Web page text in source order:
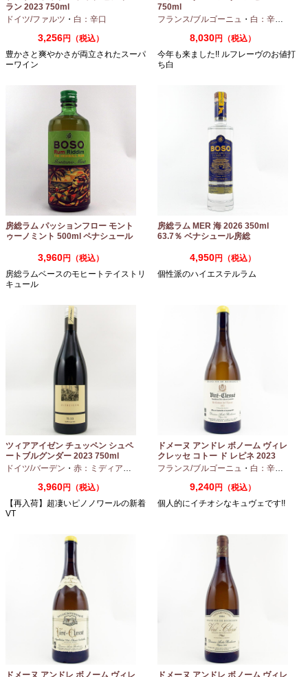
ラン 2023 750ml
ドイツ/ファルツ ・ 白：辛口
3,256円（税込）
豊かさと爽やかさが両立されたスーパ
ーワイン
750ml
フランス/ブルゴーニュ ・ 白：辛口
8,030円（税込）
今年も来ました!! ルフレーヴのお値打
ち白
房総ラム パッションフロー モント
ゥーノミント 500ml ペナシュール
3,960円（税込）
房総ラムベースのモヒートテイストリ
キュール
房総ラム MER 海 2026 350ml
63.7％ ベナシュール房総
4,950円（税込）
個性派のハイエステルラム
ツィアアイゼン チュッペン シュペ
ートブルグンダー 2023 750ml
ドイツ/バーデン ・ 赤：ミディアムボディ ・ピノノワール
3,960円（税込）
【再入荷】超凄いピノノワールの新着
VT
ドメーヌ アンドレ ボノーム ヴィレ
クレッセ コトー ド レピネ 2023
750ml
フランス/ブルゴーニュ ・ 白：辛口
9,240円（税込）
個人的にイチオシなキュヴェです!!